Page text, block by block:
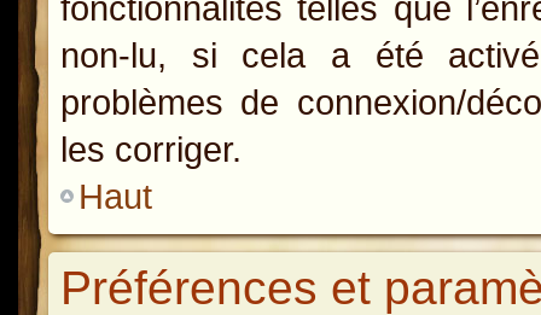
non-lu, si cela a été
problèmes de connexion/
les corriger.
Haut
Préférences et